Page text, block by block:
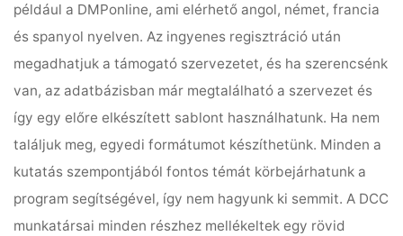
például a DMPonline, ami elérhető angol, német, francia
és spanyol nyelven. Az ingyenes regisztráció után
megadhatjuk a támogató szervezetet, és ha szerencsénk
van, az adatbázisban már megtalálható a szervezet és
így egy előre elkészített sablont használhatunk. Ha nem
találjuk meg, egyedi formátumot készíthetünk. Minden a
kutatás szempontjából fontos témát körbejárhatunk a
program segítségével, így nem hagyunk ki semmit. A DCC
munkatársai minden részhez mellékeltek egy rövid